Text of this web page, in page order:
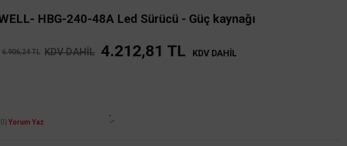
HBG-240-48A Led Sürücü - Güç kaynağı
6.906,24 TL KDV DAHİL 4.212,81 TL KDV DAHİL
Yorum Yaz